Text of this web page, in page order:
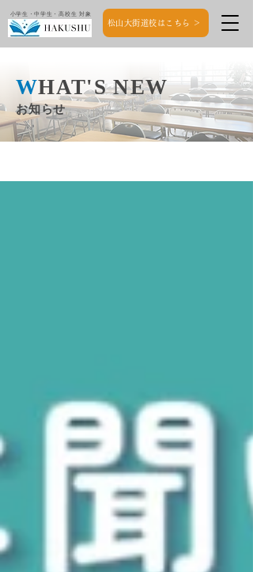
小学生・中学生・高校生 対象
松山大街道校はこちら ＞
WHAT'S NEW
お知らせ